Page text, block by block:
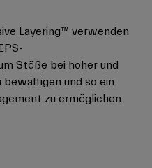
Layering™ verwenden
Stöße bei hoher und
und so ein
zu ermöglichen.